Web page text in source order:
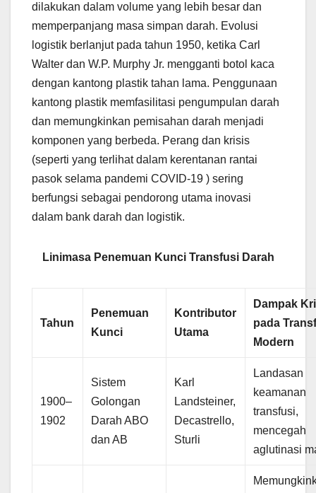
dilakukan dalam volume yang lebih besar dan
memperpanjang masa simpan darah. Evolusi
logistik berlanjut pada tahun 1950, ketika Carl
Walter dan W.P. Murphy Jr. mengganti botol kaca
dengan kantong plastik tahan lama. Penggunaan
kantong plastik memfasilitasi pengumpulan darah
dan memungkinkan pemisahan darah menjadi
komponen yang berbeda. Perang dan krisis
(seperti yang terlihat dalam kerentanan rantai
pasok selama pandemi COVID-19 ) sering
berfungsi sebagai pendorong utama inovasi
dalam bank darah dan logistik.
Linimasa Penemuan Kunci Transfusi Darah
Tahun
Penemuan
Kunci
Kontributor
Utama
Dampak
pada
Modern
1900–
1902
Sistem
Golongan
Darah ABO
dan AB
Karl
Landsteiner,
Decastrello,
Sturli
Landasan
keamanan
transfusi,
mencegah
aglutinasi